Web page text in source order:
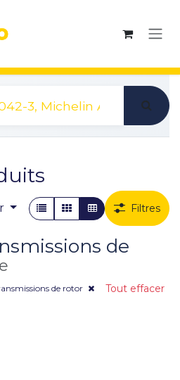
Filtres
de
de rotor Tout effacer